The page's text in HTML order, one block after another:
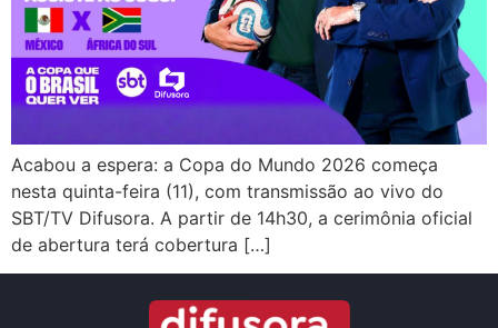
Acabou a espera: a Copa do Mundo 2026 começa
nesta quinta-feira (11), com transmissão ao vivo do
SBT/TV Difusora. A partir de 14h30, a cerimônia oficial
de abertura terá cobertura […]